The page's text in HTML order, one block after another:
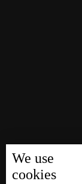
We use
cookies